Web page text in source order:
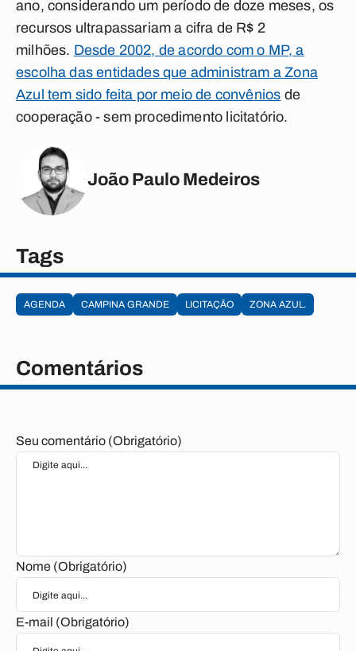
ano, considerando um período de doze meses, os
recursos ultrapassariam a cifra de R$ 2
milhões. Desde 2002, de acordo com o MP, a
escolha das entidades que administram a Zona
Azul tem sido feita por meio de convênios de
cooperação - sem procedimento licitatório.
João Paulo Medeiros
Tags
AGENDA CAMPINA GRANDE LICITAÇÃO ZONA AZUL.
Comentários
Seu comentário (Obrigatório)
Nome (Obrigatório)
E-mail (Obrigatório)